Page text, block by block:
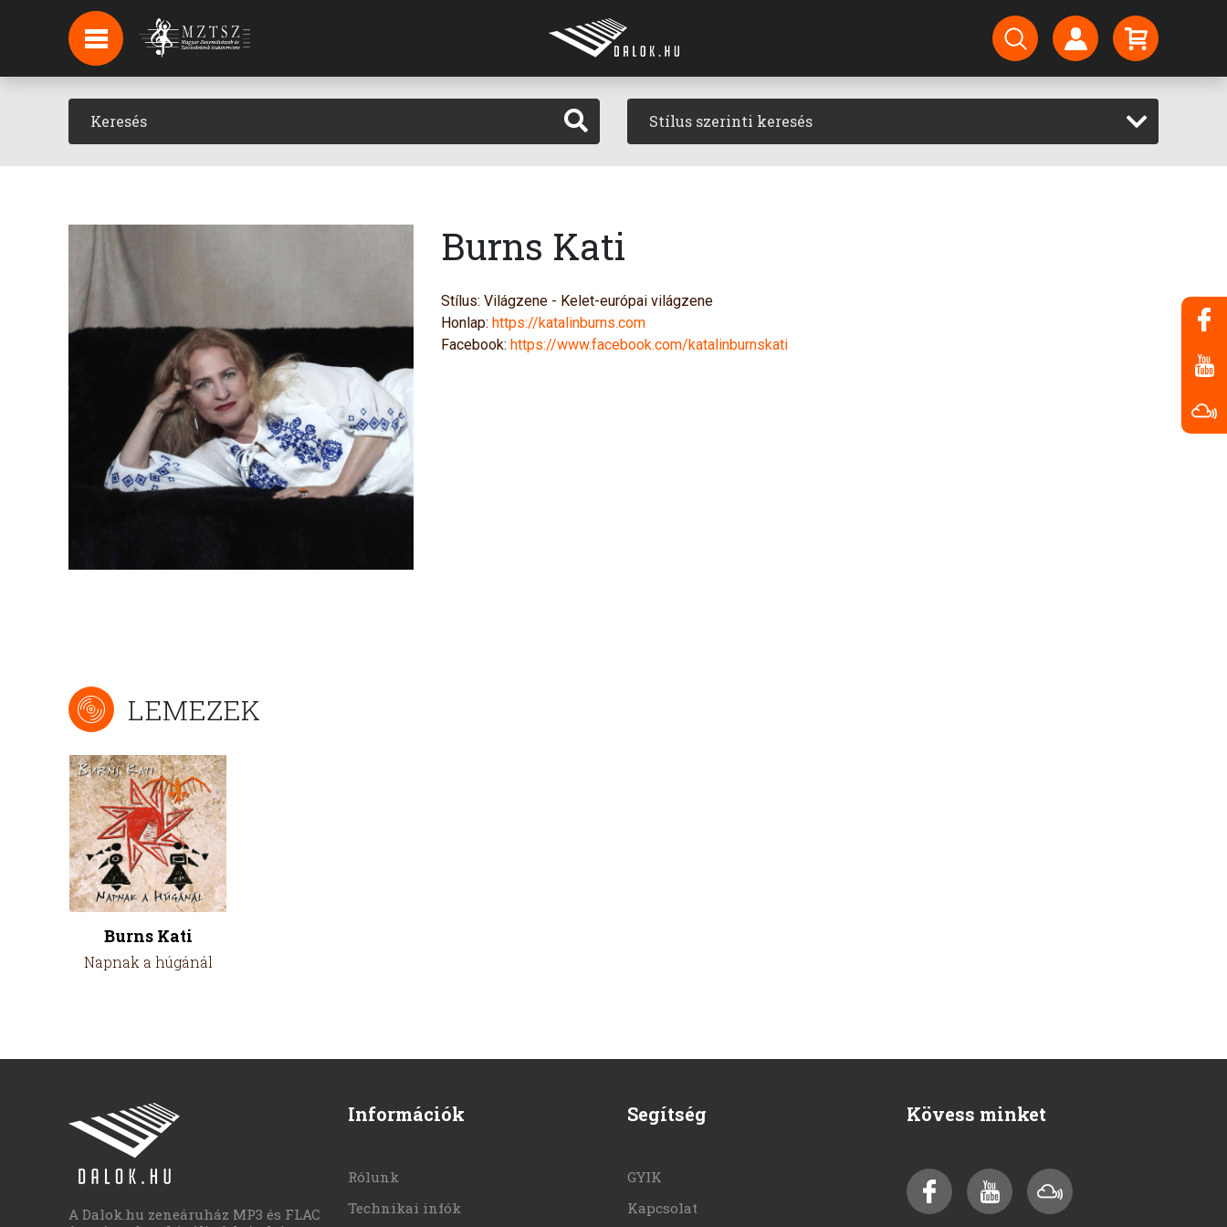
HÍREK
HÍRLEVÉL FELIRATKOZÁS
PODCAST Stílus szerinti keresés
Burns Kati
Stílus: Világzene - Kelet-európai világzene
Honlap: https://katalinburns.com
Facebook: https://www.facebook.com/katalinburnskati
LEMEZEK
Burns Kati
Napnak a húgánál
A Dalok.hu zeneáruház MP3 és FLAC
Információk
Rólunk
Technikai infók
Segítség
GYIK
Kapcsolat
Kövess minket